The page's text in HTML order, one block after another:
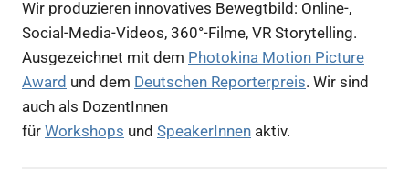
Wir produzieren innovatives Bewegtbild: Online-,
Social-Media-Videos, 360°-Filme, VR Storytelling.
Ausgezeichnet mit dem Photokina Motion Picture
Award und dem Deutschen Reporterpreis. Wir sind
auch als DozentInnen
für Workshops und SpeakerInnen aktiv.